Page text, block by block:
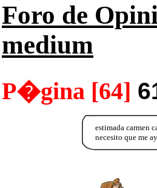
Foro de
medium
P�gina [64]
estimada carmen
necesito que me